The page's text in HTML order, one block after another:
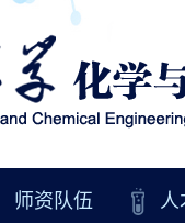
师资队伍 人